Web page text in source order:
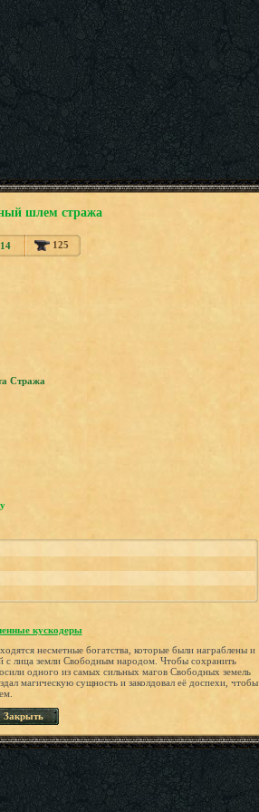
шлем стража
14 125
Стража
кускодеры
несметные богатства, которые были награблены и
с лица земли Свободным народом. Чтобы сохранить
одного из самых сильных магов Свободных земель
магическую сущность и заколдовал её доспехи, чтобы
Закрыть